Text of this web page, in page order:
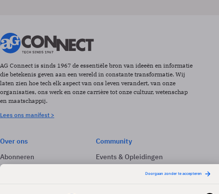
AG Connect is sinds 1967 de essentiële bron van ideeën en informatie
die betekenis geven aan een wereld in constante transformatie. Wij
laten zien hoe tech elk aspect van ons leven verandert, van onze
organisaties, ons werk en onze carrière tot onze cultuur, wetenschap
en maatschappij.
Lees ons manifest >
Over ons
Abonneren
Adverteren
Community
Events & Opleidingen